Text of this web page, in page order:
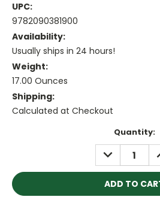
UPC:
9782090381900
Availability:
Usually ships in 24 hours!
Weight:
17.00 Ounces
Shipping:
Calculated at Checkout
Quantity:
DECREASE
QUANTITY: